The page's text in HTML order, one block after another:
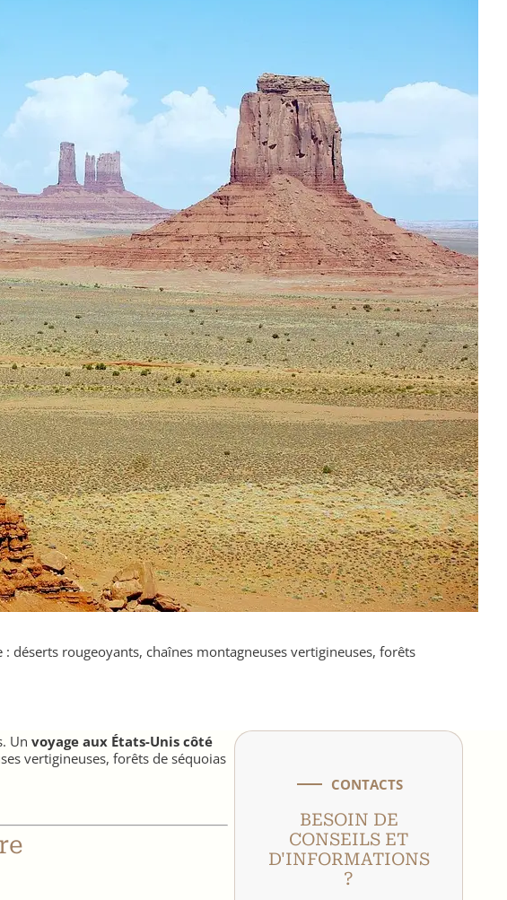
déserts rougeoyants, chaînes montagneuses vertigineuses, forêts
Un voyage aux États-Unis côté
vertigineuses, forêts de séquoias
CONTACTS
BESOIN DE
CONSEILS ET
D'INFORMATIONS
?